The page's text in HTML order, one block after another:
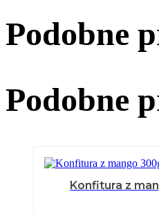
Podobne
Podobne
Konfitura z